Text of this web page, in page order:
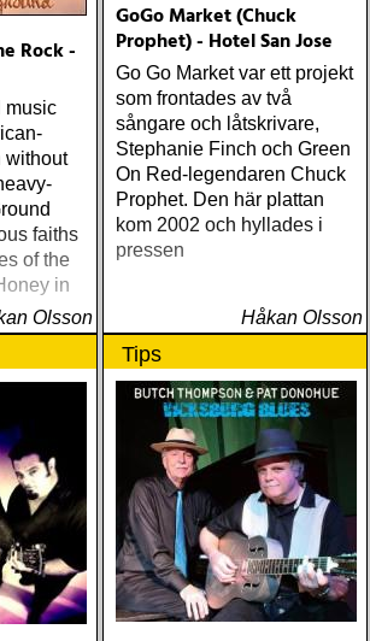
Rock -
music
without
faiths
of the
in
Olsson
GoGo Market (Chuck
Prophet) - Hotel San Jose
Go Go Market var ett projekt
som frontades av två
sångare och låtskrivare,
Stephanie Finch och Green
On Red-legendaren Chuck
Prophet. Den här plattan
kom 2002 och hyllades i
pressen
Håkan Olsson
Tips